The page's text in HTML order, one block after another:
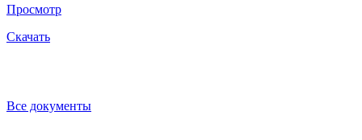
Просмотр
Скачать
Все документы